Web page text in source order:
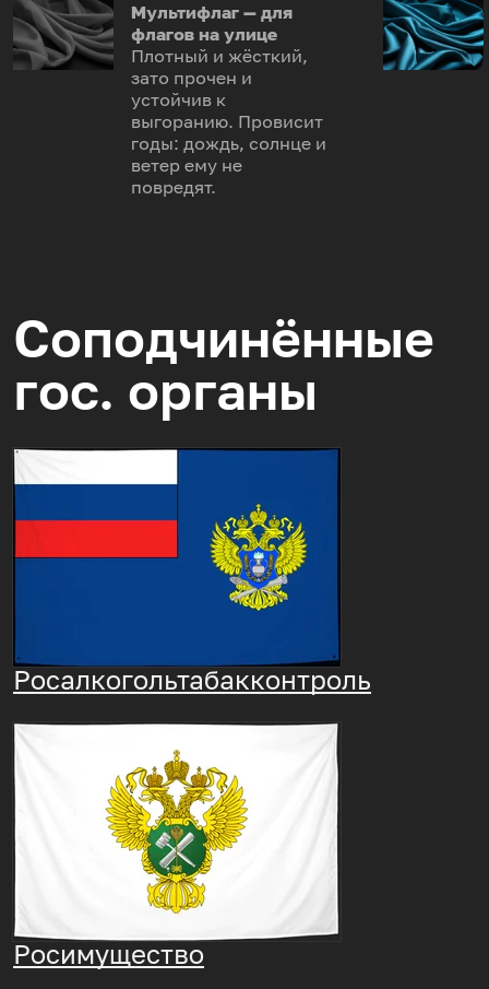
Мультифлаг — для
флагов на улице
Плотный и жёсткий,
зато прочен и
устойчив к
выгоранию. Провисит
годы: дождь, солнце и
ветер ему не
повредят.
Соподчинённые
гос. органы
Росалкогольтабакконтроль
Росимущество